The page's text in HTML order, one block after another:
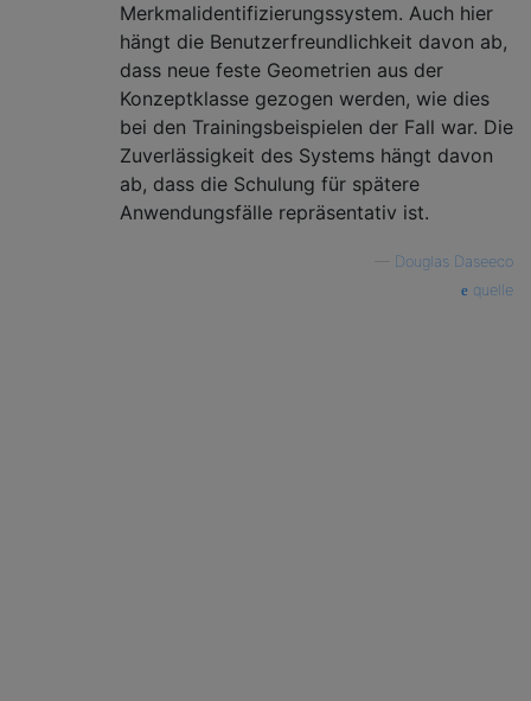
Merkmalidentifizierungssystem. Auch hier
hängt die Benutzerfreundlichkeit davon ab,
dass neue feste Geometrien aus der
Konzeptklasse gezogen werden, wie dies
bei den Trainingsbeispielen der Fall war. Die
Zuverlässigkeit des Systems hängt davon
ab, dass die Schulung für spätere
Anwendungsfälle repräsentativ ist.
Douglas Daseeco
quelle